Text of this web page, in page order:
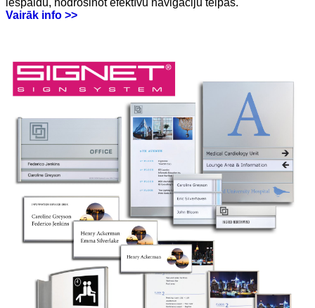
iespaidu, nodrošinot efektīvu navigāciju telpās.
Vairāk info >>